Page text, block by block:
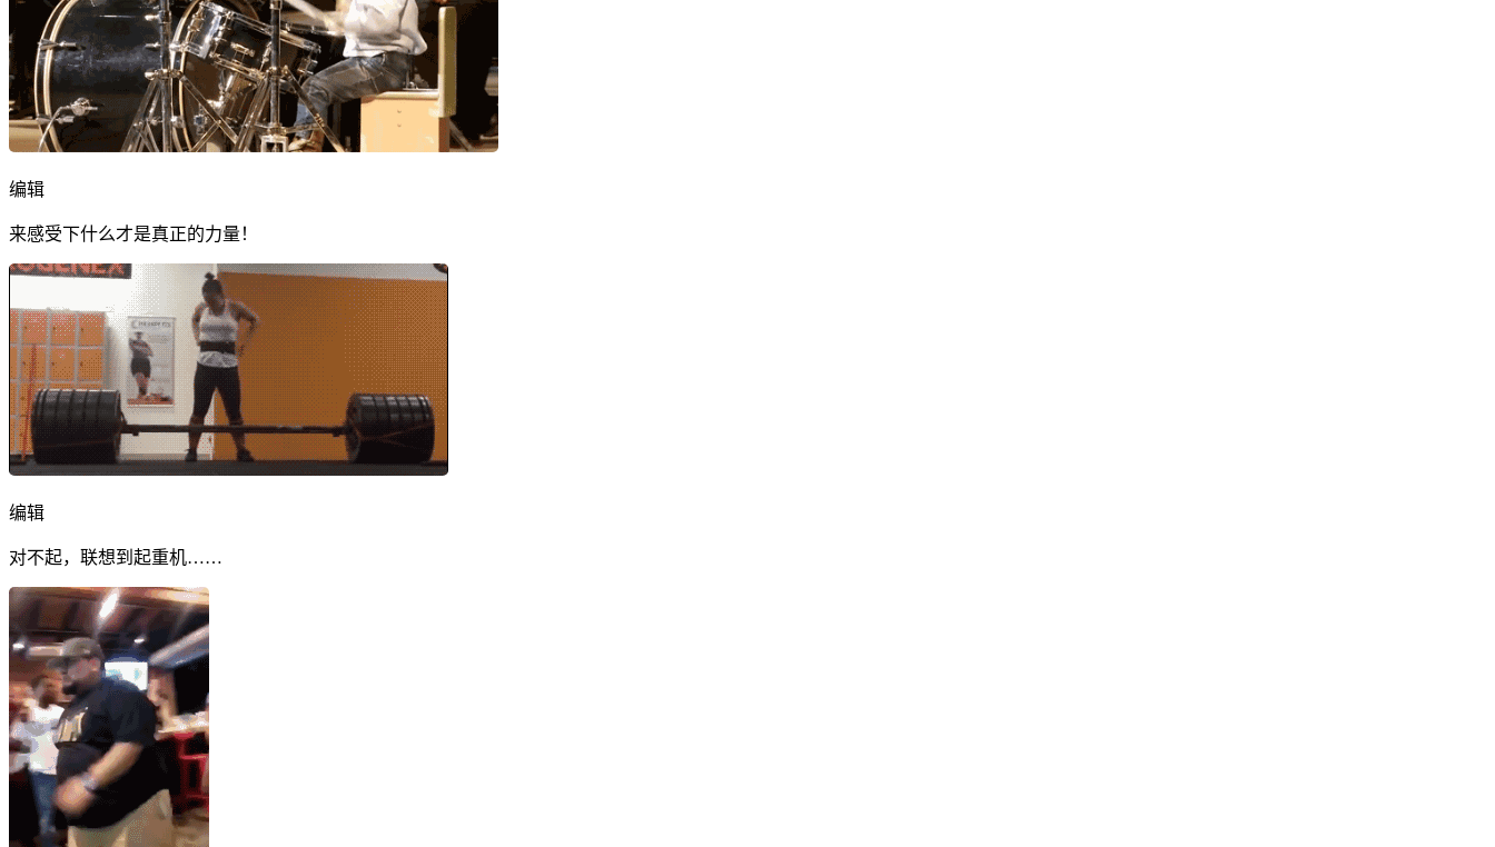
编辑
来感受下什么才是真正的力量！
编辑
对不起，联想到起重机……